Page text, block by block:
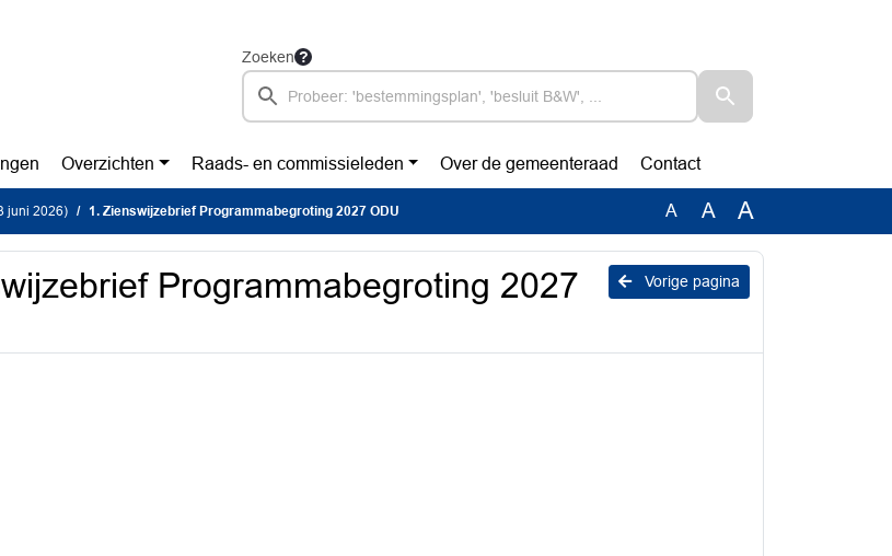
Zoeken
Overzichten Raads- en commissieleden Over de gemeenteraad Contact
juni 2026) 1. Zienswijzebrief Programmabegroting 2027 ODU A A A
Vorige pagina
Programmabegroting 2027